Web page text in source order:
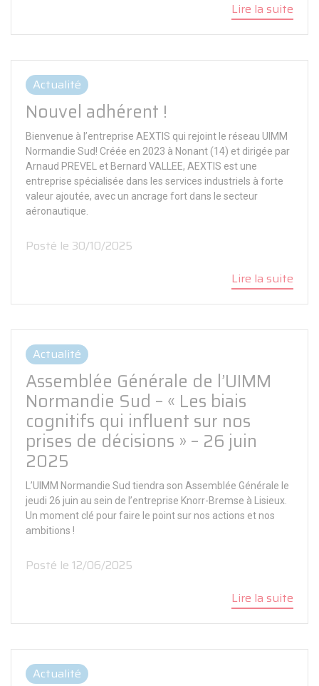
Lire la suite
Actualité
Nouvel adhérent !
Bienvenue à l’entreprise AEXTIS qui rejoint le réseau UIMM
Normandie Sud! Créée en 2023 à Nonant (14) et dirigée par
Arnaud PREVEL et Bernard VALLEE, AEXTIS est une
entreprise spécialisée dans les services industriels à forte
valeur ajoutée, avec un ancrage fort dans le secteur
aéronautique.
Posté le 30/10/2025
Lire la suite
Actualité
Assemblée Générale de l’UIMM
Normandie Sud – « Les biais
cognitifs qui influent sur nos
prises de décisions » – 26 juin
2025
L’UIMM Normandie Sud tiendra son Assemblée Générale le
jeudi 26 juin au sein de l’entreprise Knorr-Bremse à Lisieux.
Un moment clé pour faire le point sur nos actions et nos
ambitions !
Posté le 12/06/2025
Lire la suite
Actualité